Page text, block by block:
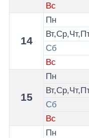
Вс
14
Пн
Сб
Вс
15
Пн
Сб
Вс
Пн